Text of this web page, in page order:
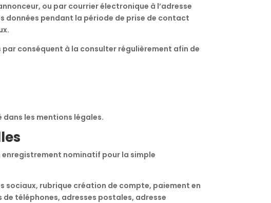
ou par courrier électronique à l’adresse
données pendant la période de prise de contact
conséquent à la consulter régulièrement afin de
dans les mentions légales.
enregistrement nominatif pour la simple
rubrique création de compte, paiement en
téléphones, adresses postales, adresse